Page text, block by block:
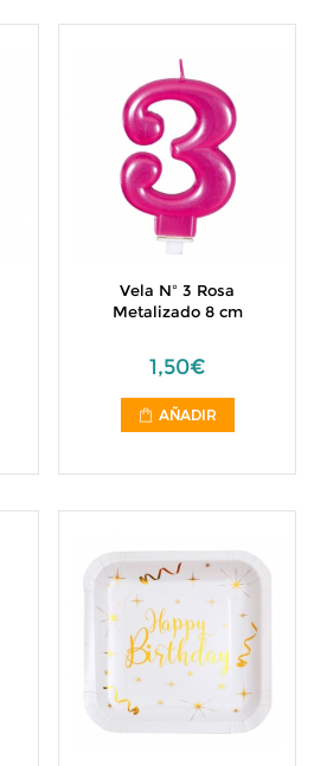
Vela Nº 3 Rosa
Metalizado 8 cm
1,50€
AÑADIR